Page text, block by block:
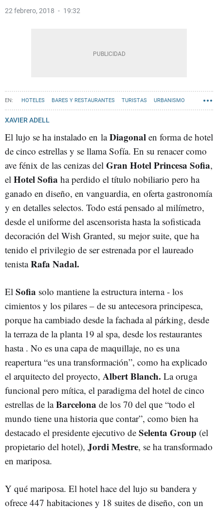
22 febrero, 2018 19:32
HOTELES BARES Y RESTAURANTES TURISTAS URBANISMO
XAVIER ADELL
El lujo se ha instalado en laDiagonal en forma de hotel
de cinco estrellas y se llama Sofía. En su renacer como
ave fénix de las cenizas del Gran Hotel Princesa Sofia,
el Hotel Sofia ha perdido el título nobiliario pero ha
ganado en diseño, en vanguardia, en oferta gastronomía
y en detalles selectos. Todo está pensado al milímetro,
desde el uniforme del ascensorista hasta la sofisticada
decoración del Wish Granted, su mejor suite, que ha
tenido el privilegio de ser estrenada por el laureado
tenistaRafa Nadal.
El Sofia solo mantiene la estructura interna - los
cimientos y los pilares – de su antecesora principesca,
porque ha cambiado desde la fachada al párking, desde
la terraza de la planta 19 al spa, desde los restaurantes
hasta . No es una capa de maquillaje, no es una
reapertura “es una transformación”, como ha explicado
el arquitecto del proyecto, Albert Blanch. La oruga
funcional pero mítica, el paradigma del hotel de cinco
estrellas de laBarcelona de los 70 del que “todo el
mundo tiene una historia que contar”, como bien ha
destacado el presidente ejecutivo de Selenta Group (el
propietario del hotel), Jordi Mestre, se ha transformado
en mariposa.
Y qué mariposa. El hotel hace del lujo su bandera y
ofrece 447 habitaciones y 18 suites de diseño, con un